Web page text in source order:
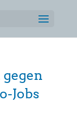
Jobs